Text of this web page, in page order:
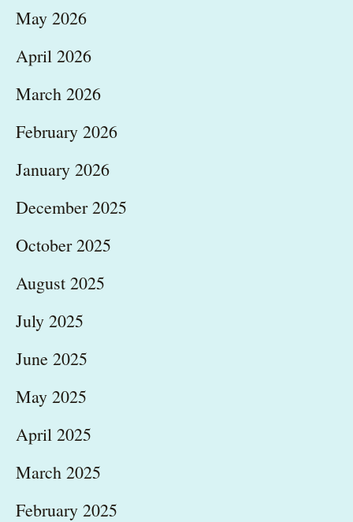
May 2026
April 2026
March 2026
February 2026
January 2026
December 2025
October 2025
August 2025
July 2025
June 2025
May 2025
April 2025
March 2025
February 2025